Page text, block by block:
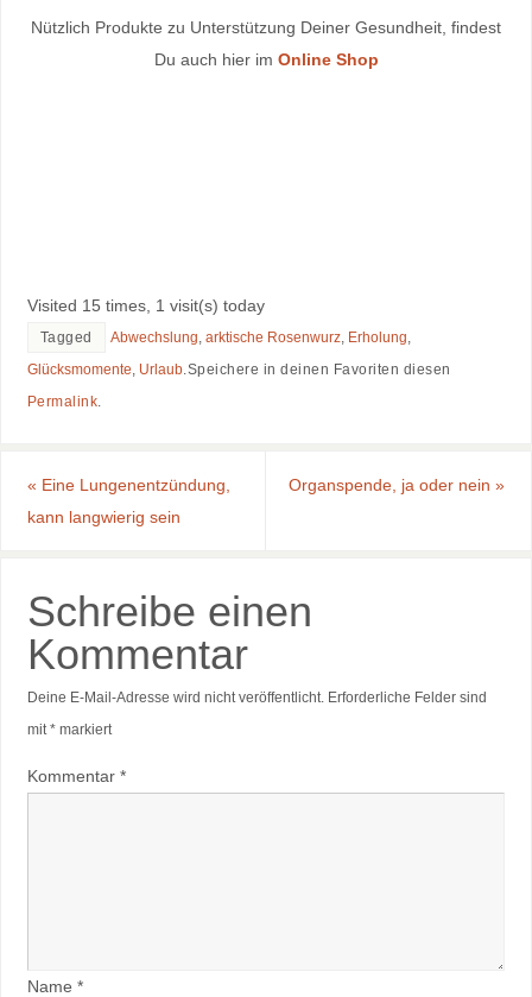
Nützlich Produkte zu Unterstützung Deiner Gesundheit, findest
Du auch hier im Online Shop
Visited 15 times, 1 visit(s) today
Tagged Abwechslung arktische Rosenwurz, Erholung
Glücksmomente Urlaub. Speichere in deinen Favoriten diesen
Permalink
« Eine Lungenentzündung,
kann langwierig sein
Organspende, ja oder nein»
Schreibe einen
Kommentar
Deine E-Mail-Adresse wird nicht veröffentlicht. Erforderliche Felder sind
mit *markiert
Kommentar *
Name *